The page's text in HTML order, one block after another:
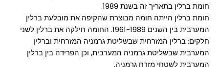
חומת ברלין בתאריך זה בשנת 1989.
חומת ברלין הייתה חומה מבוצרת שהקיפה את מובלעת ברלין
המערבית בין השנים 1961-1989. החומה חילקה את ברלין לשני
חלקים: ברלין המזרחית שבשליטת גרמניה המזרחית וברלין
המערבית שבשליטת גרמניה המערבית, וכן הפרידה בין ברלין
המערבית לשטחי מזרח גרמניה.